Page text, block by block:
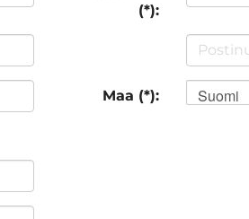
(*):
Maa (*): Suomi